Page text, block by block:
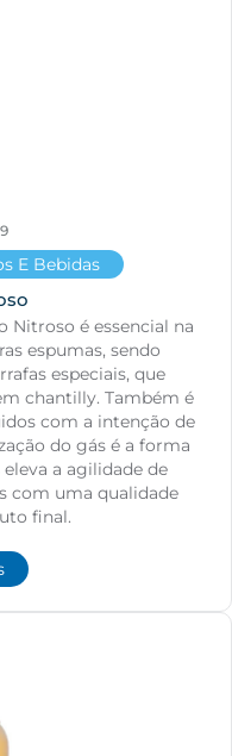
E Bebidas
Nitroso é essencial na
espumas, sendo
especiais, que
chantilly. Também é
com a intenção de
do gás é a forma
a agilidade de
com uma qualidade
final.